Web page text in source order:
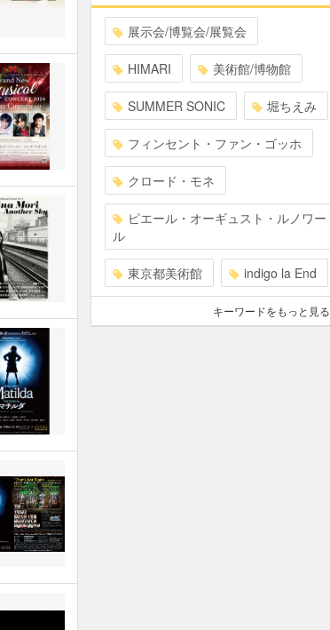
展示会/博覧会/展覧会
HIMARI 美術館/博物館
SUMMER SONIC 堀ちえみ
フィンセント・ファン・ゴッホ
クロード・モネ
ピエール・オーギュスト・ルノワー
ル
東京都美術館 indigo la End
キーワードをもっと見る